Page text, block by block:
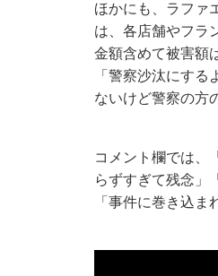
ほかにも、ラファ
は、各店舗やフラ
金額含めて被害額
「警察沙汰にす
ないけど警察の方
コメント欄では、
らずすぎて残念」
「事件に巻き込